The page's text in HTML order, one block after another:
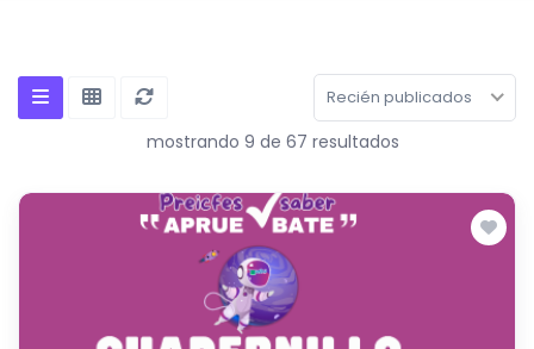
mostrando 9 de 67 resultados
Recién publicados